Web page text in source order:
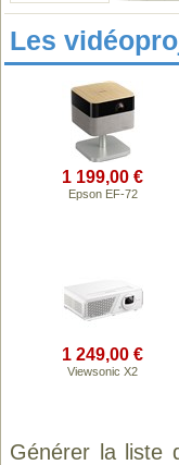
Les
1 199,00 €
Epson EF-72
1 249,00 €
Viewsonic X2
Générer la liste